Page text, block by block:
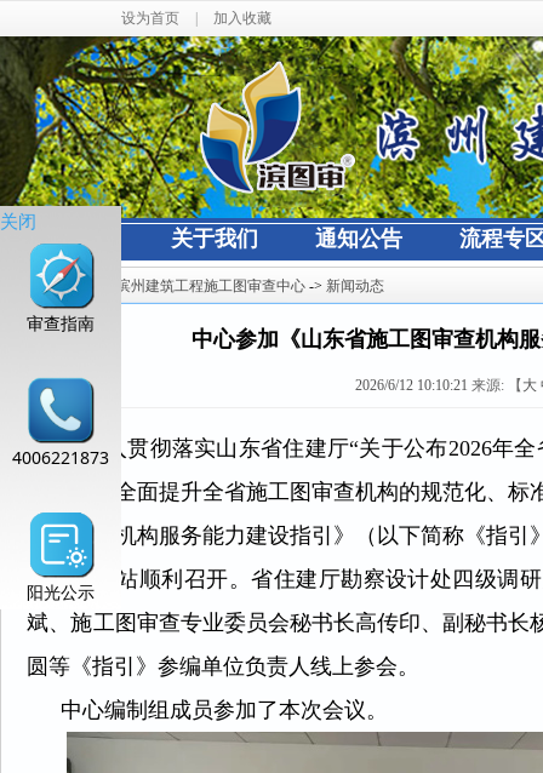
设为首页 加入收藏
网站首页 关于我们 通知公告 流程专
当前位置： 滨州建筑工程施工图审查中心 ->新闻动态
中心参加《山东省施工图审查机构
2026/6/12 10:10:21 来源: 【 大
为深入贯彻落实山东省住建厅“关于公布2026年
署要求，全面提升全省施工图审查机构的规范化、
工图审查机构服务能力建设指引》（以下简称《指
质量监督站顺利召开。省住建厅勘察设计处四级调
斌、施工图审查专业委员会秘书长高传印、副秘书
圆等《指引》参编单位负责人线上参会。
中心编制组成员参加了本次会议。
关闭
审查指南
4006221873
阳光公示